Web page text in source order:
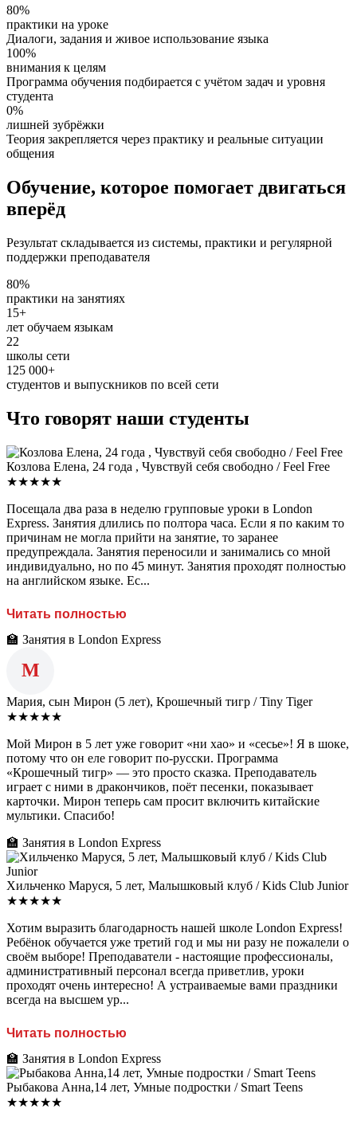
80%
практики на уроке
Диалоги, задания и живое использование языка
100%
внимания к целям
Программа обучения подбирается с учётом задач и уровня
студента
0%
лишней зубрёжки
Теория закрепляется через практику и реальные ситуации
общения
Обучение, которое помогает двигаться
вперёд
Результат складывается из системы, практики и регулярной
поддержки преподавателя
80%
практики на занятиях
15+
лет обучаем языкам
22
школы сети
125 000+
студентов и выпускников по всей сети
Что говорят наши студенты
Козлова Елена, 24 года , Чувствуй себя свободно / Feel Free
★★★★★
Посещала два раза в неделю групповые уроки в London
Express. Занятия длились по полтора часа. Если я по каким то
причинам не могла прийти на занятие, то заранее
предупреждала. Занятия переносили и занимались со мной
индивидуально, но по 45 минут. Занятия проходят полностью
на английском языке. Ес...
Читать полностью
🏫 Занятия в London Express
М
Мария, сын Мирон (5 лет), Крошечный тигр / Tiny Tiger
★★★★★
Мой Мирон в 5 лет уже говорит «ни хао» и «сесье»! Я в шоке,
потому что он еле говорит по-русски. Программа
«Крошечный тигр» — это просто сказка. Преподаватель
играет с ними в дракончиков, поёт песенки, показывает
карточки. Мирон теперь сам просит включить китайские
мультики. Спасибо!
🏫 Занятия в London Express
Хильченко Маруся, 5 лет, Малышковый клуб / Kids Club Junior
★★★★★
Хотим выразить благодарность нашей школе London Express!
Ребёнок обучается уже третий год и мы ни разу не пожалели о
своём выборе! Преподаватели - настоящие профессионалы,
административный персонал всегда приветлив, уроки
проходят очень интересно! А устраиваемые вами праздники
всегда на высшем ур...
Читать полностью
🏫 Занятия в London Express
Рыбакова Анна,14 лет, Умные подростки / Smart Teens
★★★★★